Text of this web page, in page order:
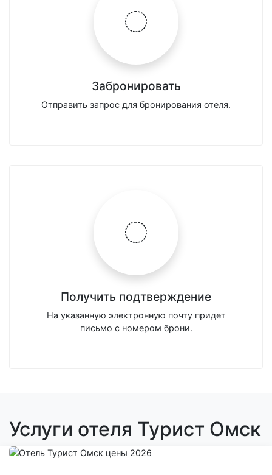
Забронировать
Отправить запрос для бронирования отеля.
Получить подтверждение
На указанную электронную почту придет
письмо с номером брони.
Услуги отеля Турист Омск